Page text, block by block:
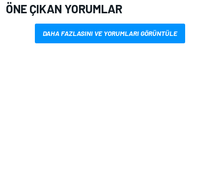
ÖNE ÇIKAN YORUMLAR
DAHA FAZLASINI VE YORUMLARI GÖRÜNTÜLE